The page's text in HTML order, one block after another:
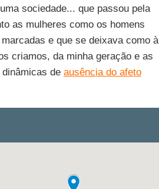
sociedade... que passou pela
as mulheres como os homens
e que se deixava como à
criamos, da minha geração e as
de ausência do afeto